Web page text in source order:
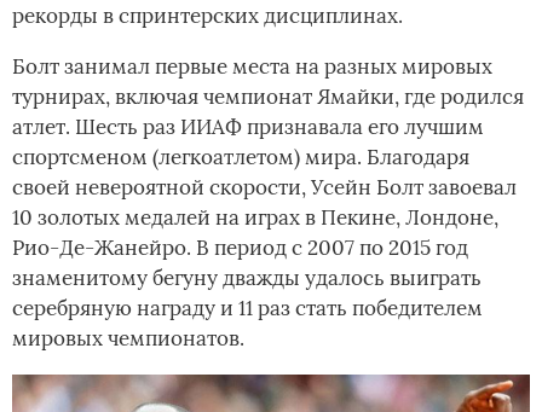
рекорды в спринтерских дисциплинах.
Болт занимал первые места на разных мировых
турнирах, включая чемпионат Ямайки, где родился
атлет. Шесть раз ИИАФ признавала его лучшим
спортсменом (легкоатлетом) мира. Благодаря
своей невероятной скорости, Усейн Болт завоевал
10 золотых медалей на играх в Пекине, Лондоне,
Рио-Де-Жанейро. В период с 2007 по 2015 год
знаменитому бегуну дважды удалось выиграть
серебряную награду и 11 раз стать победителем
мировых чемпионатов.